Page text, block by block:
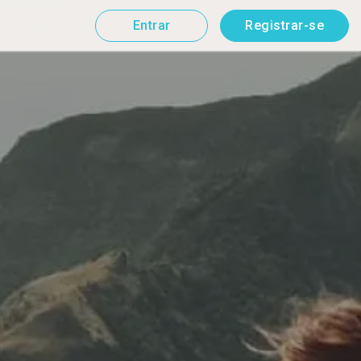
Entrar Registrar-se